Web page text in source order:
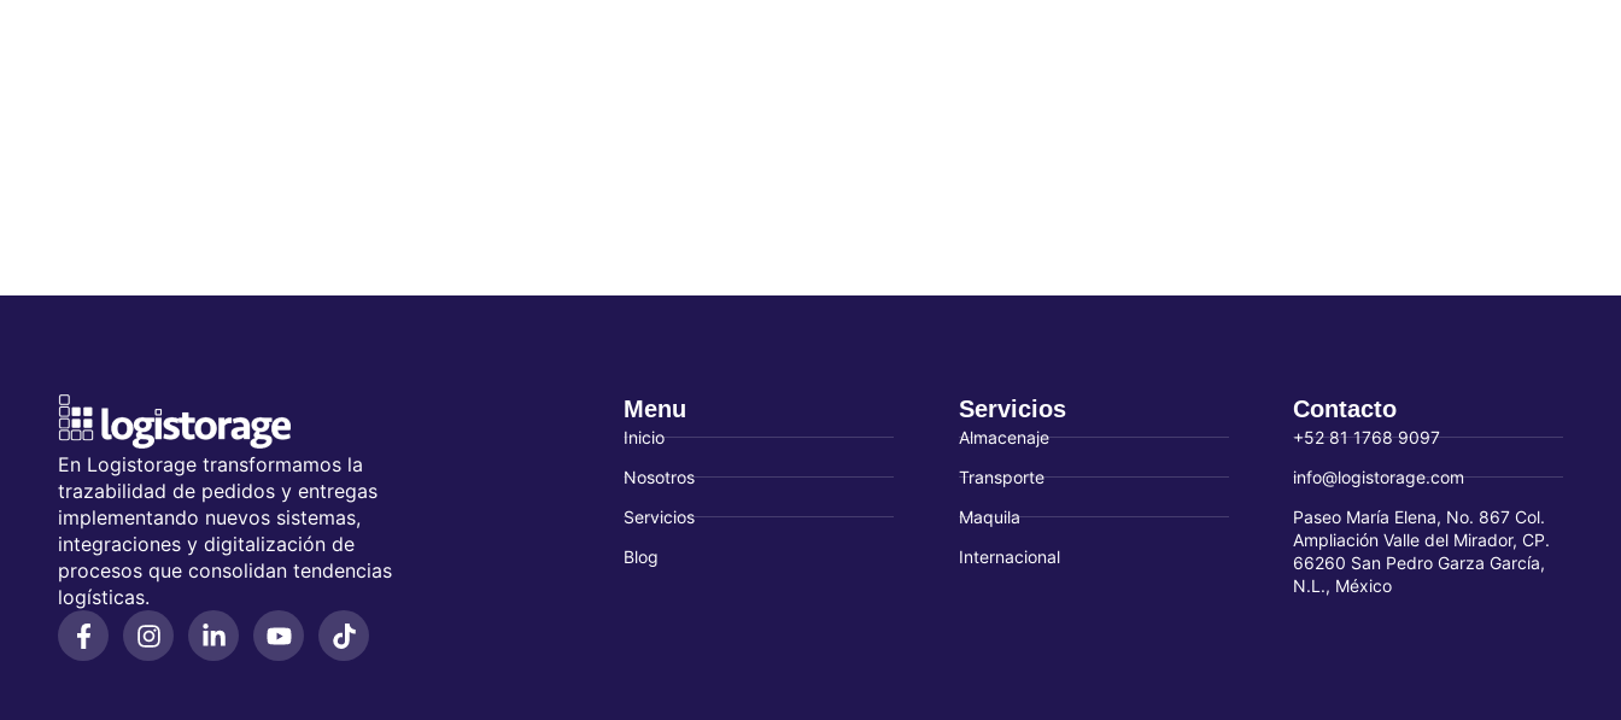
En Logistorage transformamos la
trazabilidad de pedidos y entregas
implementando nuevos sistemas,
integraciones y digitalización de
procesos que consolidan tendencias
logísticas.
Menu
Inicio
Nosotros
Servicios
Blog
Servicios
Almacenaje
Transporte
Maquila
Internacional
Contacto
+52 81 1768 9097
info@logistorage.com
Paseo María Elena, No. 867 Col.
Ampliación Valle del Mirador, CP.
66260 San Pedro Garza García,
N.L., México